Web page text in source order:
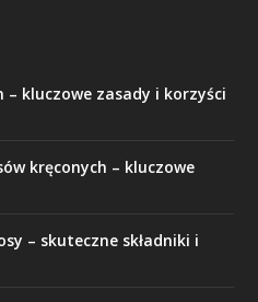
– kluczowe zasady i korzyści
kręconych – kluczowe
– skuteczne składniki i